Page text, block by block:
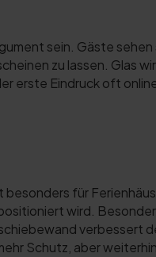
sein. Gäste
zu lassen. Glas
erste Eindruck oft
für
wird.
verbessert
Schutz, aber